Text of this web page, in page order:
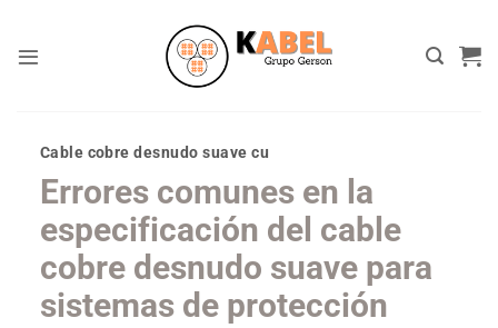
content
Cable cobre desnudo suave cu
Errores comunes en la
especificación del cable
cobre desnudo suave para
sistemas de protección